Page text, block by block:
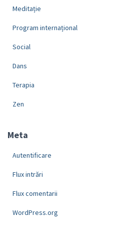
Meditație
Program internațional
Social
Dans
Terapia
Zen
Meta
Autentificare
Flux intrări
Flux comentarii
WordPress.org